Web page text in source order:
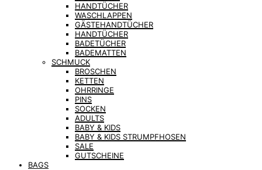
HANDTÜCHER
WASCHLAPPEN
GÄSTEHANDTÜCHER
HANDTÜCHER
BADETÜCHER
BADEMATTEN
SCHMUCK
BROSCHEN
KETTEN
OHRRINGE
PINS
SOCKEN
ADULTS
BABY & KIDS
BABY & KIDS STRUMPFHOSEN
SALE
GUTSCHEINE
BAGS